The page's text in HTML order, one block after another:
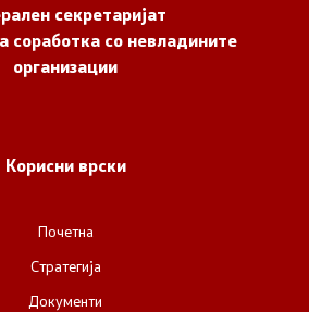
секретаријат
соработка со невладините
организации
Корисни врски
Почетна
Стратегија
Документи